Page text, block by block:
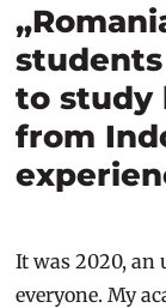
to study
from
It was 2020, an
everyone. My